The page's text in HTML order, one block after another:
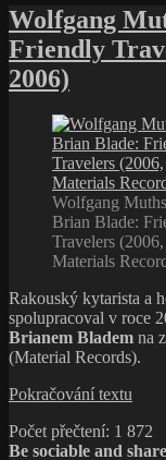
Wolfgang
Friendly
2006)
Wolfgang
Brian Blade:
Travelers (2006,
Materials
Rakouský kytarista a
spolupracoval v roce
Brianem Bladem na
(Material Records).
Pokračování textu
Brian
Blade:
Počet přečtení: 1 872
Be sociable and share